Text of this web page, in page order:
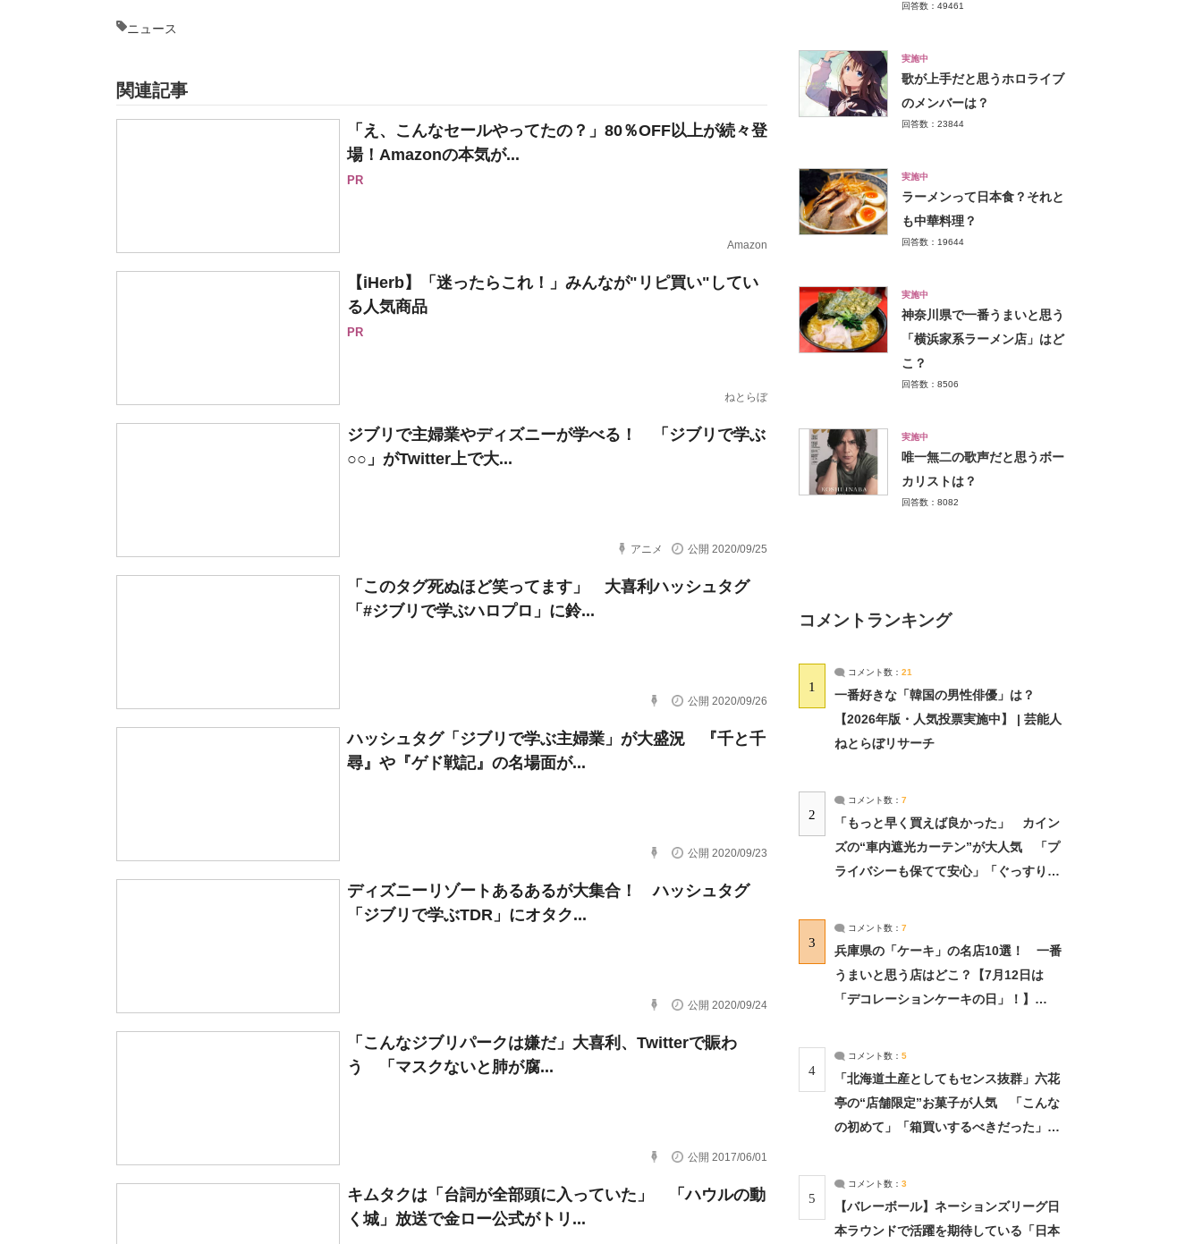
ニュース
関連記事
「え、こんなセールやってたの？」80％OFF以上が続々登
場！Amazonの本気が...
PR
Amazon
【iHerb】「迷ったらこれ！」みんなが"リピ買い"してい
る人気商品
PR
ねとらぼ
ジブリで主婦業やディズニーが学べる！ 「ジブリで学ぶ
○○」がTwitter上で大...
アニメ 公開 2020/09/25
「このタグ死ぬほど笑ってます」 大喜利ハッシュタグ
「#ジブリで学ぶハロプロ」に鈴...
公開 2020/09/26
ハッシュタグ「ジブリで学ぶ主婦業」が大盛況 『千と千
尋』や『ゲド戦記』の名場面が...
公開 2020/09/23
ディズニーリゾートあるあるが大集合！ ハッシュタグ
「ジブリで学ぶTDR」にオタク...
公開 2020/09/24
「こんなジブリパークは嫌だ」大喜利、Twitterで賑わ
う 「マスクないと肺が腐...
公開 2017/06/01
キムタクは「台詞が全部頭に入っていた」 「ハウルの動
く城」放送で金ロー公式がトリ...
回答数：49461
実施中
歌が上手だと思うホロライブ
のメンバーは？
回答数：23844
実施中
ラーメンって日本食？それと
も中華料理？
回答数：19644
実施中
神奈川県で一番うまいと思う
「横浜家系ラーメン店」はど
こ？
回答数：8506
実施中
唯一無二の歌声だと思うボー
カリストは？
回答数：8082
コメントランキング
1
コメント数： 21
一番好きな「韓国の男性俳優」は？
【2026年版・人気投票実施中】 | 芸能人
ねとらぼリサーチ
2
コメント数： 7
「もっと早く買えば良かった」 カイン
ズの“車内遮光カーテン”が大人気 「プ
ライバシーも保てて安心」「ぐっすり眠
3
コメント数： 7
兵庫県の「ケーキ」の名店10選！ 一番
うまいと思う店はどこ？【7月12日は
「デコレーションケーキの日」！】
4
コメント数： 5
「北海道土産としてもセンス抜群」六花
亭の“店舗限定”お菓子が人気 「こんな
の初めて」「箱買いするべきだった」
5
コメント数： 3
【バレーボール】ネーションズリーグ日
本ラウンドで活躍を期待している「日本